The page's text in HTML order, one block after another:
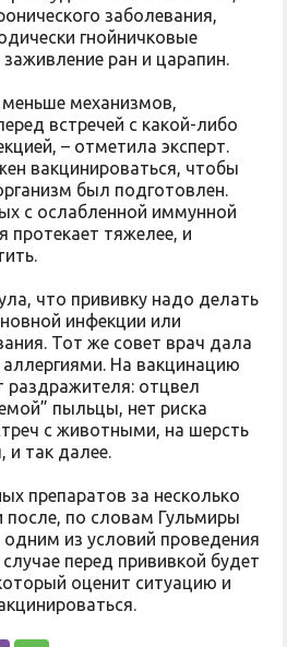
заболевания,
гнойничковые
ран и царапин.
меньше механизмов,
встречей с какой-либо
– отметила эксперт.
вакцинироваться, чтобы
был подготовлен.
с ослабленной иммунной
протекает тяжелее, и
что прививку надо делать
инфекции или
Тот же совет врач дала
На вакцинацию
раздражителя: отцвел
пыльцы, нет риска
с животными, на шерсть
и так далее.
препаратов за несколько
после, по словам Гульмиры
одним из условий проведения
перед прививкой будет
оценит ситуацию и